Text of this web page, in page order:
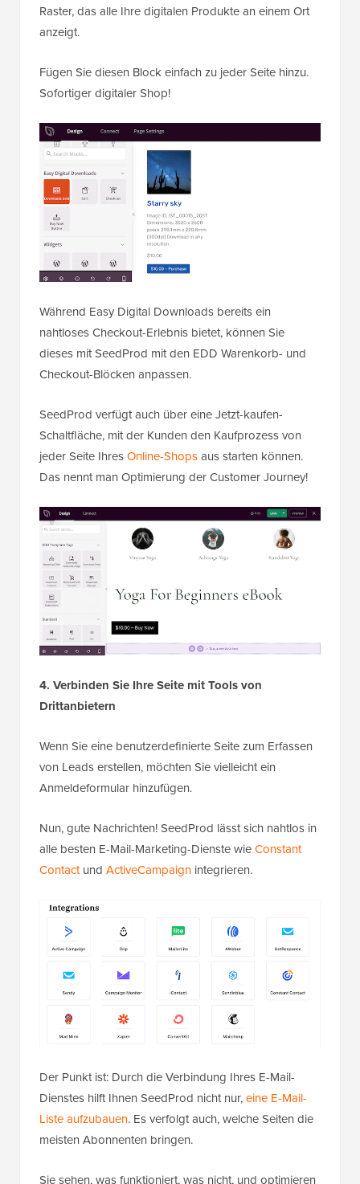
Raster, das alle Ihre digitalen Produkte an einem Ort
anzeigt.
Fügen Sie diesen Block einfach zu jeder Seite hinzu.
Sofortiger digitaler Shop!
Während Easy Digital Downloads bereits ein
nahtloses Checkout-Erlebnis bietet, können Sie
dieses mit SeedProd mit den EDD Warenkorb- und
Checkout-Blöcken anpassen.
SeedProd verfügt auch über eine Jetzt-kaufen-
Schaltfläche, mit der Kunden den Kaufprozess von
jeder Seite IhresOnline-Shopsaus starten können.
Das nennt man Optimierung der Customer Journey!
4. Verbinden Sie Ihre Seite mit Tools von
Drittanbietern
Wenn Sie eine benutzerdefinierte Seite zum Erfassen
von Leads erstellen, möchten Sie vielleicht ein
Anmeldeformular hinzufügen.
Nun, gute Nachrichten! SeedProd lässt sich nahtlos in
alle besten E-Mail-Marketing-Dienste wieConstant
Contactund ActiveCampaign integrieren.
Der Punkt ist: Durch die Verbindung Ihres E-Mail-
Dienstes hilft Ihnen SeedProd nicht nur,eine E-Mail-
Liste aufzubauen. Es verfolgt auch, welche Seiten die
meisten Abonnenten bringen.
Sie sehen, was funktioniert, was nicht, und optimieren